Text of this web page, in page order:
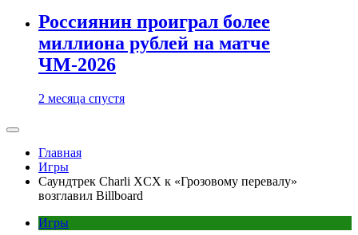
Россиянин проиграл более
миллиона рублей на матче
ЧМ-2026
2 месяца спустя
Главная
Игры
Саундтрек Charli XCX к «Грозовому перевалу»
возглавил Billboard
Игры